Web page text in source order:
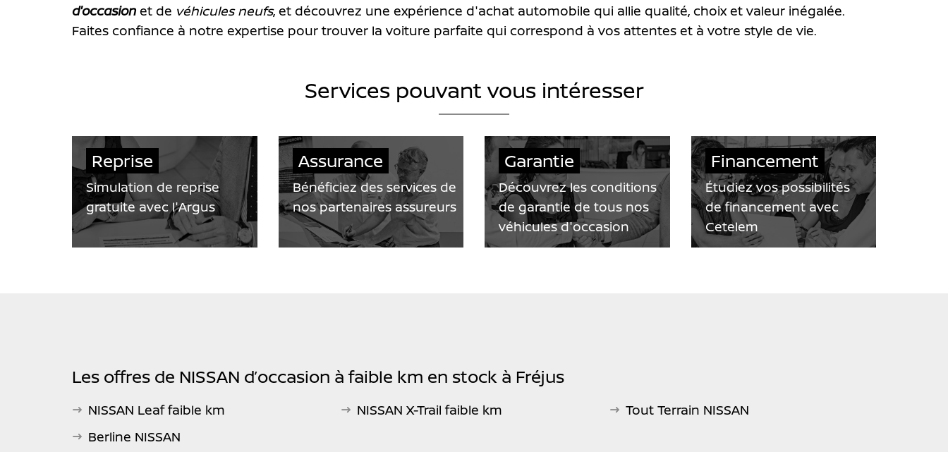
d'occasion et de véhicules neufs, et découvrez une expérience d'achat automobile qui allie qualité, choix et valeur inégalée.
Faites confiance à notre expertise pour trouver la voiture parfaite qui correspond à vos attentes et à votre style de vie.
Services pouvant vous intéresser
Reprise
Simulation de reprise
gratuite avec l'Argus
Assurance
Bénéficiez des services de
nos partenaires assureurs
Garantie
Découvrez les conditions
de garantie de tous nos
véhicules d'occasion
Financement
Étudiez vos possibilités
de financement avec
Cetelem
Les offres de NISSAN d’occasion à faible km en stock à Fréjus
NISSAN Leaf faible km NISSAN X-Trail faible km
Tout Terrain NISSAN
Berline NISSAN